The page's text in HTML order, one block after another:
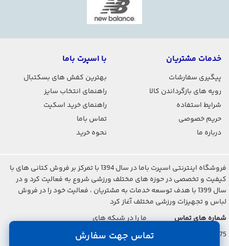
تماس جهت سفارش
خدمات مشتریان
پیگیری سفارشات
رویه های بازگرداندن کالا
شرایط استفاده
حریم خصوصی
درباره ما
با اسپرت باما
بهترین کفش های بسکتبال
راهنمای انتخاب سایز
راهنمای خرید اسکیت
تماس باما
نحوه خرید
فروشگاه اینترنتی اسپرت باما در سال 1394 با تمرکز بر فروش کتانی های با
کیفیت و تخصصی در حوزه های مختلف ورزشی شروع به فعالیت کرد و در
سال 1399 با هدف توسعه خدمات به مشتریان ، فعالیت خود را در فروش
لباس و تجهیزات ورزشی مختلف آغاز کرد
شماره های تماس
021-2842-7275
ما را در شبکه های
اجتماعی دنبال کنید